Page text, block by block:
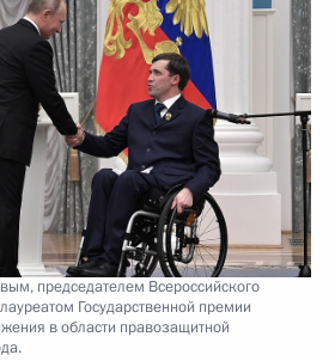
председателем Всероссийского
Государственной премии
в области правозащитной